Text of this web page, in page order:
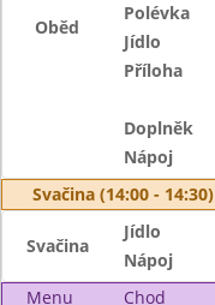
Oběd
Polévka
Jídlo
Příloha
Doplněk
Nápoj
Svačina (14:00 - 14:30)
Svačina
Jídlo
Nápoj
Menu
Chod